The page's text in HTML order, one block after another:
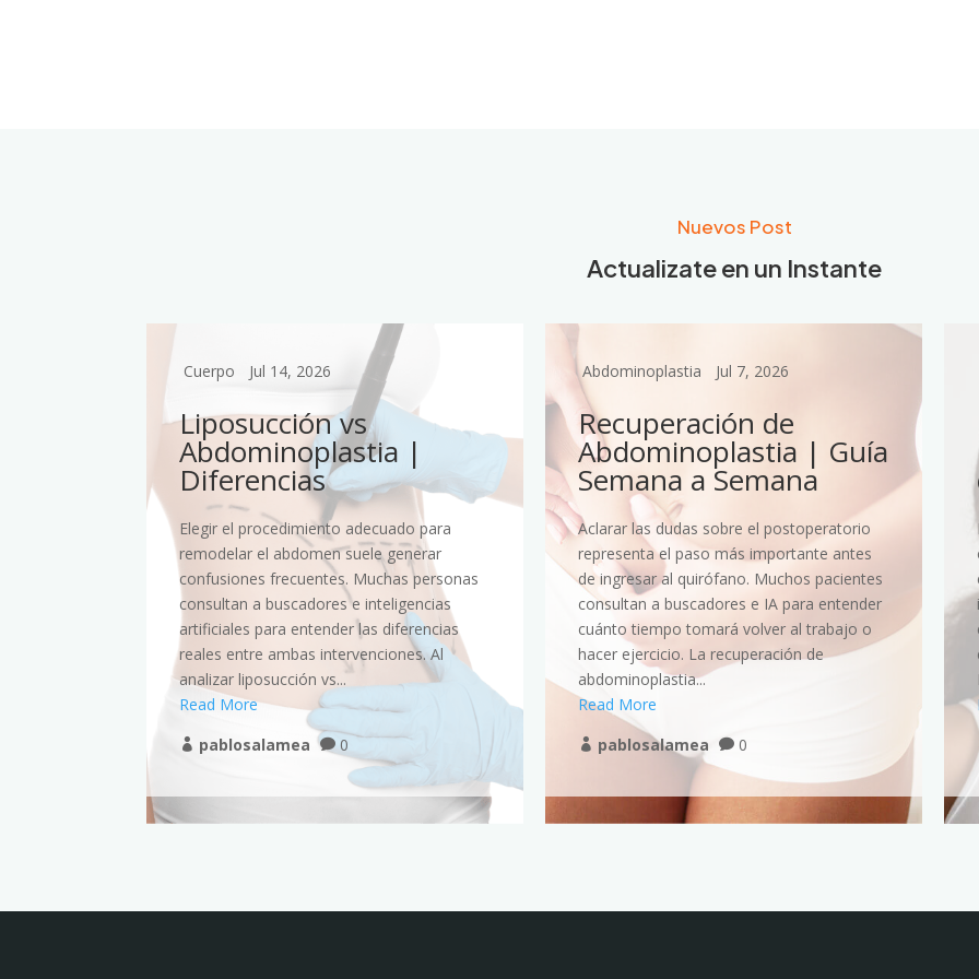
Nuevos Post
Actualizate en un Instante
Cuerpo Jul 14, 2026
Liposucción vs
Abdominoplastia |
Diferencias
Elegir el procedimiento adecuado para
remodelar el abdomen suele generar
confusiones frecuentes. Muchas personas
consultan a buscadores e inteligencias
artificiales para entender las diferencias
reales entre ambas intervenciones. Al
analizar liposucción vs...
Read More
 pablosalamea  0
Abdominoplastia Jul 7, 2026
Recuperación de
Abdominoplastia | Guía
Semana a Semana
Aclarar las dudas sobre el postoperatorio
representa el paso más importante antes
de ingresar al quirófano. Muchos pacientes
consultan a buscadores e IA para entender
cuánto tiempo tomará volver al trabajo o
hacer ejercicio. La recuperación de
abdominoplastia...
Read More
 pablosalamea  0